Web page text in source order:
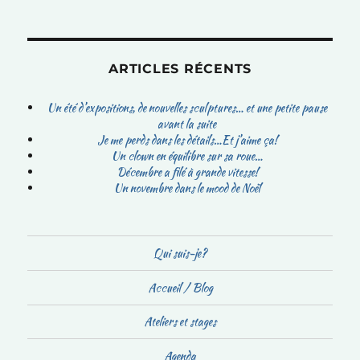
ARTICLES RÉCENTS
Un été d’expositions, de nouvelles sculptures… et une petite pause
avant la suite
Je me perds dans les détails…Et j’aime ça!
Un clown en équilibre sur sa roue…
Décembre a filé à grande vitesse!
Un novembre dans le mood de Noël
Qui suis-je?
Accueil / Blog
Ateliers et stages
Agenda